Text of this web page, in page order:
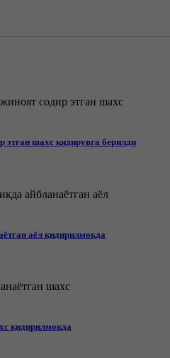
этган шахс қидирувга берилди
аёл қидирилмоқда
қидирилмоқда